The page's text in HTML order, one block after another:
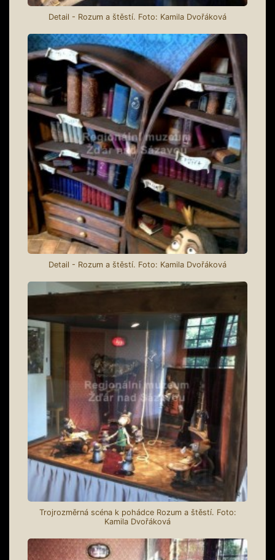
Detail - Rozum a štěstí. Foto: Kamila Dvořáková
Detail - Rozum a štěstí. Foto: Kamila Dvořáková
Trojrozměrná scéna k pohádce Rozum a štěstí. Foto:
Kamila Dvořáková